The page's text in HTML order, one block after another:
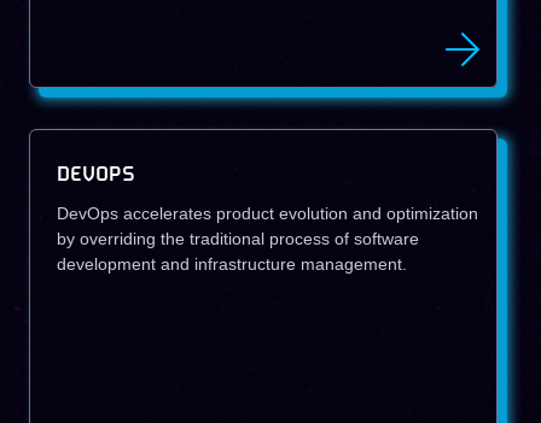
DEVOPS
DevOps accelerates product evolution and optimization
by overriding the traditional process of software
development and infrastructure management.